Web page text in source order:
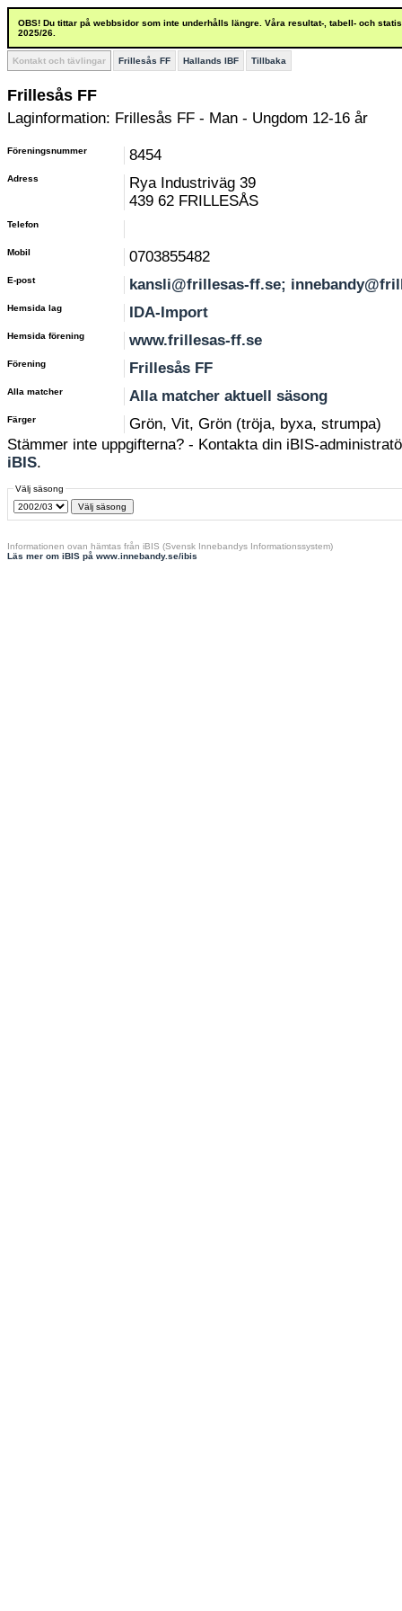
OBS! Du tittar på webbsidor som inte underhålls längre. Våra resultat-, tabell- och
2025/26.
Kontakt och tävlingar Frillesås FF Hallands IBF Tillbaka
Frillesås FF
Laginformation: Frillesås FF - Man - Ungdom 12-16 år
Föreningsnummer 8454
Adress
Rya Industriväg 39
439 62 FRILLESÅS
Telefon
Mobil 0703855482
E-post kansli@frillesas-ff.se;
Hemsida lag IDA-Import
Hemsida förening www.frillesas-ff.se
Förening Frillesås FF
Alla matcher Alla matcher aktuell säsong
Färger
Grön, Vit, Grön (tröja, byxa, strumpa)
Stämmer inte uppgifterna? - Kontakta din iBIS-
iBIS.
Välj säsong
Informationen ovan hämtas från iBIS (Svensk Innebandys Informationssystem)
Läs mer om iBIS på www.innebandy.se/ibis